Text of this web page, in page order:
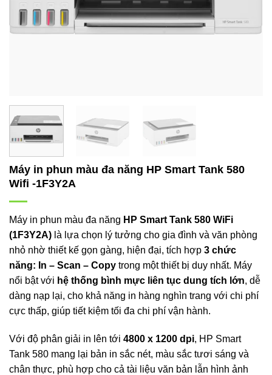
Máy in phun màu đa năng HP Smart Tank 580
Wifi -1F3Y2A
Máy in phun màu đa năng HP Smart Tank 580 WiFi
(1F3Y2A) là lựa chọn lý tưởng cho gia đình và văn phòng
nhỏ nhờ thiết kế gọn gàng, hiện đại, tích hợp 3 chức
năng: In – Scan – Copy trong một thiết bị duy nhất. Máy
nổi bật với hệ thống bình mực liên tục dung tích lớn, dễ
dàng nạp lại, cho khả năng in hàng nghìn trang với chi phí
cực thấp, giúp tiết kiệm tối đa chi phí vận hành.
Với độ phân giải in lên tới 4800 x 1200 dpi, HP Smart
Tank 580 mang lại bản in sắc nét, màu sắc tươi sáng và
chân thực, phù hợp cho cả tài liệu văn bản lẫn hình ảnh